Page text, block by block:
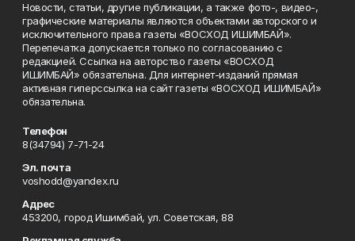
Новости, статьи, другие публикации, а также фото-, видео-,
графические материалы являются объектами авторского и
исключительного права газеты «ВОСХОД ИШИМБАЙ».
Перепечатка допускается только по согласованию с
редакцией. Ссылка на авторство газеты «ВОСХОД
ИШИМБАЙ» обязательна. Для интернет-изданий прямая
активная гиперссылка на сайт газеты «ВОСХОД ИШИМБАЙ»
обязательна.
Телефон
8(34794) 7-71-24
Эл. почта
voshodd@yandex.ru
Адрес
453200, город Ишимбай, ул. Советская, 88